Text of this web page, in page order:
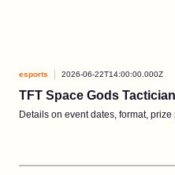
esports 2026-06-22T14:00:00.000Z
TFT Space Gods
Details on event dates, format,